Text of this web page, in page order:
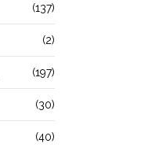
(137)
(2)
(197)
(30)
(40)